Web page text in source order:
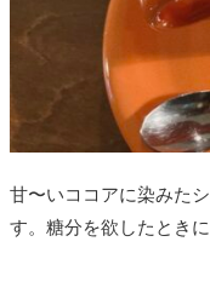
甘〜いココアに染みた
す。糖分を欲したときに